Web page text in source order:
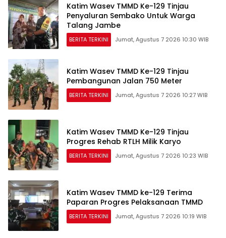
Katim Wasev TMMD Ke-129 Tinjau
Penyaluran Sembako Untuk Warga
Talang Jambe
BERITA TERKINI Jumat, Agustus 7 2026 10:30 WIB
Katim Wasev TMMD Ke-129 Tinjau
Pembangunan Jalan 750 Meter
BERITA TERKINI Jumat, Agustus 7 2026 10:27 WIB
Katim Wasev TMMD Ke-129 Tinjau
Progres Rehab RTLH Milik Karyo
BERITA TERKINI Jumat, Agustus 7 2026 10:23 WIB
Katim Wasev TMMD ke-129 Terima
Paparan Progres Pelaksanaan TMMD
BERITA TERKINI Jumat, Agustus 7 2026 10:19 WIB